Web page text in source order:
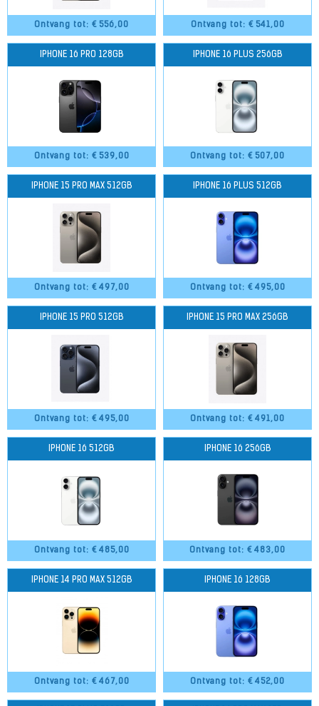
Ontvang tot: € 556,00 Ontvang tot: € 541,00
Ontvang tot: € 539,00
IPHONE 16 PRO 128GB
Ontvang tot: € 507,00
IPHONE 16 PLUS 256GB
Ontvang tot: € 497,00
IPHONE 15 PRO MAX 512GB
Ontvang tot: € 495,00
IPHONE 16 PLUS 512GB
Ontvang tot: € 495,00
IPHONE 15 PRO 512GB
Ontvang tot: € 491,00
IPHONE 15 PRO MAX 256GB
Ontvang tot: € 485,00
IPHONE 16 512GB
Ontvang tot: € 483,00
IPHONE 16 256GB
Ontvang tot: € 467,00
IPHONE 14 PRO MAX 512GB
Ontvang tot: € 452,00
IPHONE 16 128GB